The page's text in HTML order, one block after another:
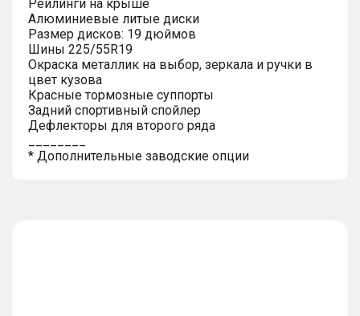
Рейлинги на крыше
Алюминиевые литые диски
Размер дисков: 19 дюймов
Шины 225/55R19
Окраска металлик на выбор, зеркала и ручки в
цвет кузова
Красные тормозные суппорты
Задний спортивный спойлер
Дефлекторы для второго ряда
* Дополнительные заводские опции